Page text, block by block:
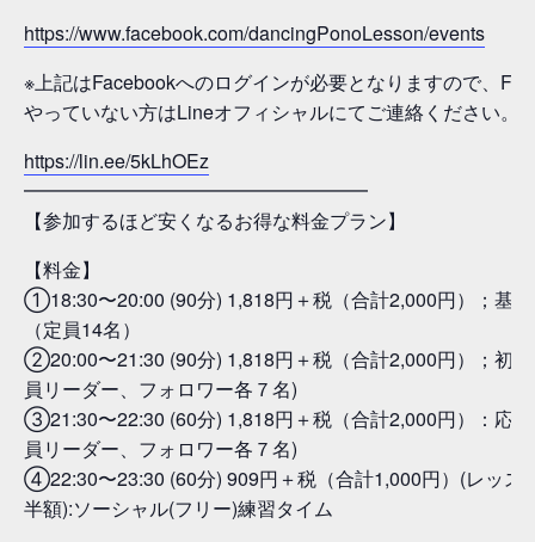
https://www.facebook.com/dancingPonoLesson/events
※上記はFacebookへのログインが必要となりますので、
やっていない方はLineオフィシャルにてご連絡ください。
https://lin.ee/5kLhOEz
━━━━━━━━━━━━━━━━━━
【参加するほど安くなるお得な料金プラン】
【料金】
①18:30〜20:00 (90分) 1,818円＋税（合計2,000円）；基
（定員14名）
②20:00〜21:30 (90分) 1,818円＋税（合計2,000円）；初
員リーダー、フォロワー各７名)
③21:30〜22:30 (60分) 1,818円＋税（合計2,000円）：応
員リーダー、フォロワー各７名)
④22:30〜23:30 (60分) 909円＋税（合計1,000円）(レッス
半額):ソーシャル(フリー)練習タイム